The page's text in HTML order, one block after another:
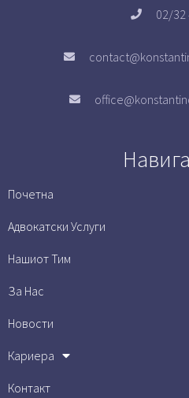
02/32
Почетна
Адвокатски Услуги
Нашиот Тим
За Нас
Новости
Кариера
Контакт